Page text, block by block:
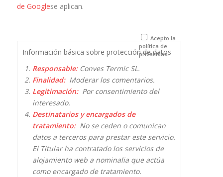
que comente.
de Googlese aplican.
Acepto la
política de
privacidad.
Información básica sobre protección de datos
Responsable:Conves Termic SL.
Finalidad:Moderar los comentarios.
Legitimación:Por consentimiento del
interesado.
Destinatarios y encargados de
tratamiento:No se ceden o comunican
datos a terceros para prestar este servicio.
El Titular ha contratado los servicios de
alojamiento web a nominalia que actúa
como encargado de tratamiento.